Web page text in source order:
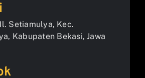
Setiamulya, Kec.
Kabupaten Bekasi, Jawa